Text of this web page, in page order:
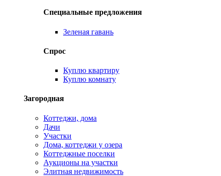
Специальные предложения
Зеленая гавань
Спрос
Куплю квартиру
Куплю комнату
Загородная
Коттеджи, дома
Дачи
Участки
Дома, коттеджи у озера
Коттеджные поселки
Аукционы на участки
Элитная недвижимость